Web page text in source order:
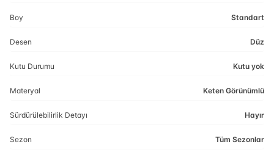
Boy Standart
Desen Düz
Kutu Durumu Kutu yok
Materyal Keten Görünümlü
Sürdürülebilirlik Detayı Hayır
Sezon Tüm Sezonlar